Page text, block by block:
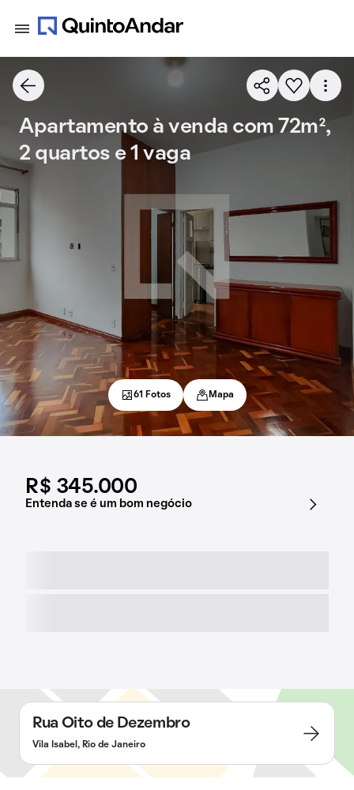
R$ 345.000
Entenda se é um bom negócio
Apartamento à venda com 72m²,
2 quartos e 1 vaga
61 Fotos Mapa
Rua Oito de Dezembro
Vila Isabel, Rio de Janeiro